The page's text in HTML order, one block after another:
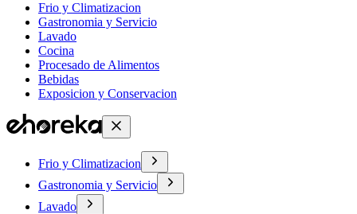
Frio y Climatizacion
Gastronomia y Servicio
Lavado
Cocina
Procesado de Alimentos
Bebidas
Exposicion y Conservacion
Frio y Climatizacion
Gastronomia y Servicio
Lavado